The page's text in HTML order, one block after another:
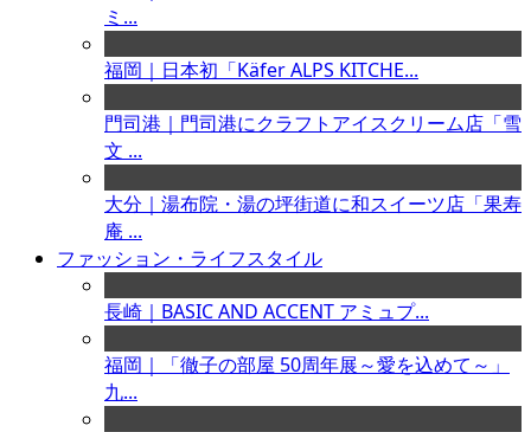
ミ...
福岡｜日本初「Käfer ALPS KITCHE...
門司港｜門司港にクラフトアイスクリーム店「雪
文 ...
大分｜湯布院・湯の坪街道に和スイーツ店「果寿
庵 ...
ファッション・ライフスタイル
長崎｜BASIC AND ACCENT アミュプ...
福岡｜「徹子の部屋 50周年展～愛を込めて～」
九...